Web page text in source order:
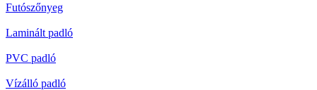
Futószőnyeg
Laminált padló
PVC padló
Vízálló padló